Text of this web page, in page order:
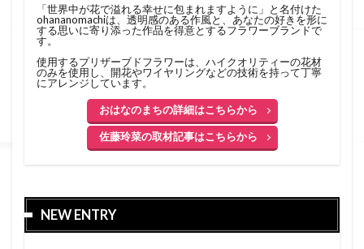
「世界中が花で溢れる幸せに包まれますように」と名付けた
ohananomachiは、透明感のある作風と、あなたの好きを形に
する思いに寄り添った作品を得意とするフラワーブランドで
す。
使用するプリザーブドフラワーは、ハイクオリティーの花材
のみを使用し、開花やワイヤリングなどの技術を持って丁寧
にアレンジしています。
おはなのまちの詳細はこちらから
佐藤玲菜の取材記事はこちらから
NEW ENTRY